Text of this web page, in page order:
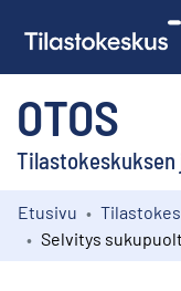
OTOS
Kokoelmat
Etusivu